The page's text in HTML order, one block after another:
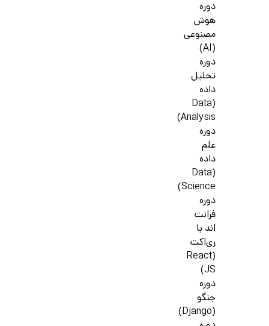
دوره
هوش
مصنوعی
(AI)
دوره
تحلیل
داده
(Data
Analysis)
دوره
علم
داده
(Data
Science)
دوره
فرانت
اند با
ری‌اکت
(React
JS)
دوره
جنگو
(Django)